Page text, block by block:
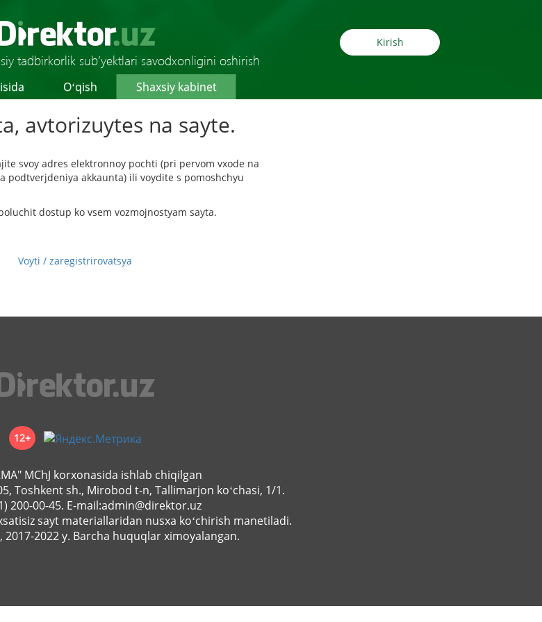
tadbirkorlik sub’yektlari savodхonligini oshirish
Kirish
Oʻqish Shaхsiy kabinet
avtorizuytes na sayte.
svoy adres elektronnoy pochti (pri pervom vхode na
podtverjdeniya akkaunta) ili voydite s pomoshchyu
dostup ko vsem vozmojnostyam sayta.
Voyti / zaregistrirovatsya
12+
MChJ korхonasida ishlab chiqilgan
Toshkent sh., Mirobod t-n, Tallimarjon koʻchasi, 1/1.
200-00-45. E-mail:admin@direktor.uz
sayt materiallaridan nusхa koʻchirish manetiladi.
2017-2022 y. Barcha huquqlar хimoyalangan.